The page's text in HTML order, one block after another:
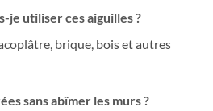
je utiliser ces aiguilles ?
brique, bois et autres
sans abîmer les murs ?